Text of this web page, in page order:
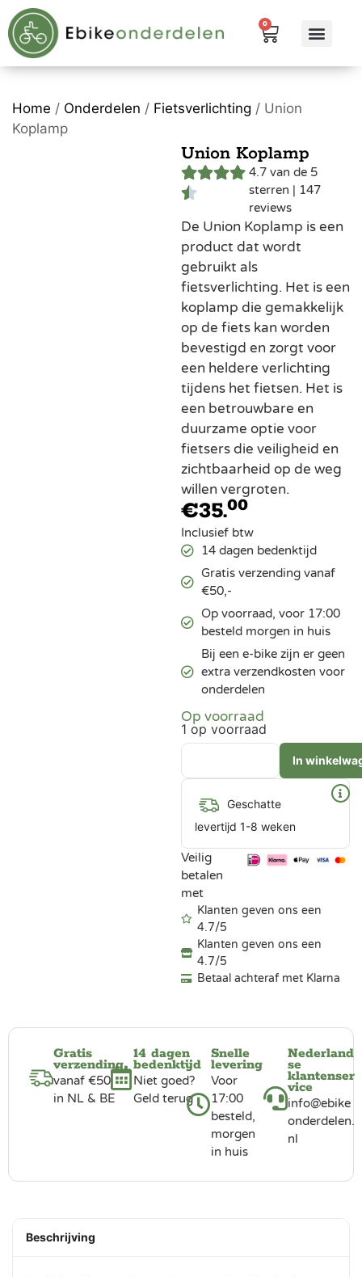
0
Home / Onderdelen / Fietsverlichting / Union
Koplamp
Union Koplamp
4.7 van de 5
sterren | 147
reviews
De Union Koplamp is een
product dat wordt
gebruikt als
fietsverlichting. Het is een
koplamp die gemakkelijk
op de fiets kan worden
bevestigd en zorgt voor
een heldere verlichting
tijdens het fietsen. Het is
een betrouwbare en
duurzame optie voor
fietsers die veiligheid en
zichtbaarheid op de weg
willen vergroten.
€35.00
Inclusief btw
14 dagen bedenktijd
Gratis verzending vanaf
€50,-
Op voorraad, voor 17:00
besteld morgen in huis
Bij een e-bike zijn er geen
extra verzendkosten voor
onderdelen
Op voorraad
1 op voorraad
In
Geschatte
levertijd 1-8 weken
Veilig
betalen
met
Klanten geven ons een
4.7/5
Klanten geven ons een
4.7/5
Betaal achteraf met Klarna
Gratis
verzending
vanaf €50
in NL & BE
14 dagen
bedenktijd
Niet goed?
Geld terug
Snelle
levering
Voor
17:00
besteld,
morgen
in huis
Nederland
se
klantenser
vice
info@ebike
onderdelen.
nl
Beschrijving